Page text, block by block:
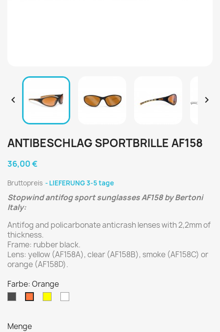
 
ANTIBESCHLAG SPORTBRILLE AF158
36,00 €
Bruttopreis LIEFERUNG 3-5 tage
Stopwind antifog sport sunglasses AF158 by Bertoni
Italy:
Antifog and policarbonate anticrash lenses with 2,2mm of
thickness.
Frame: rubber black.
Lens: yellow (AF158A), clear (AF158B), smoke (AF158C) or
orange (AF158D).
Farbe: Orange
Menge